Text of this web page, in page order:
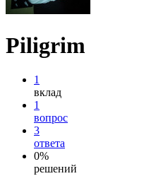
Piligrim
1
вклад
1
вопрос
3
ответа
0%
решений